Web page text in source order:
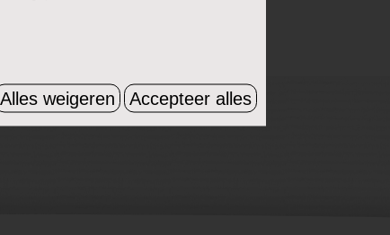
Alles weigeren Accepteer alles